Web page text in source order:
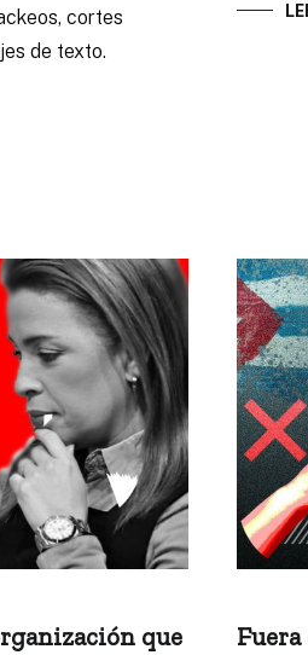
cortes
de texto.
que